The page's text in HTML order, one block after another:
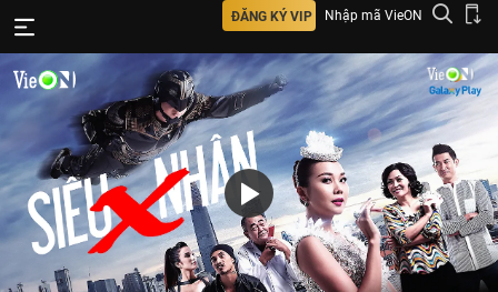
ĐĂNG KÝ VIP Nhập mã VieON